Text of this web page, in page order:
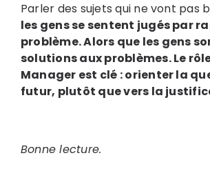
Parler des sujets qui ne vont pas
les gens se sentent jugés par
problème. Alors que les gens
solutions aux problèmes. Le
Manager est clé : orienter la
futur, plutôt que vers la
Bonne lecture.